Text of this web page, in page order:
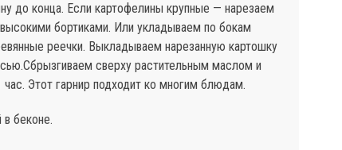
до конца. Если картофелины крупные — нарезаем
бортиками. Или укладываем по бокам
реечки. Выкладываем нарезанную картошку
сверху растительным маслом и
Этот гарнир подходит ко многим блюдам.
беконе.